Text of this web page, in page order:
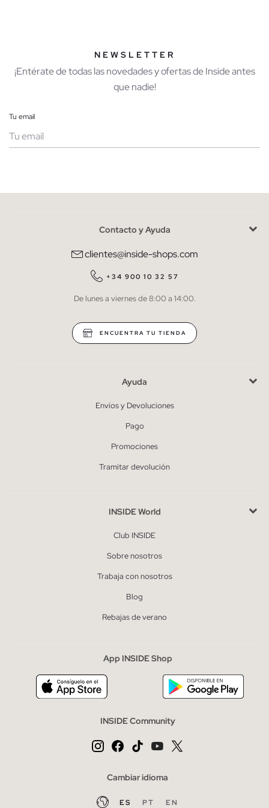
NEWSLETTER
¡Entérate de todas las novedades y ofertas de Inside antes
que nadie!
Tu email
He leído y entiendo lapolítica de privacidad
QUIERO SUSCRIBIRME
* Puedes cancelar la suscripción en cualquier momento.
Contacto y Ayuda
clientes@inside-shops.com
+34 900 10 32 57
De lunes a viernes de 8:00 a 14:00.
ENCUENTRA TU TIENDA
Ayuda
Envíos y Devoluciones
Pago
Promociones
Tramitar devolución
INSIDE World
Club INSIDE
Sobre nosotros
Trabaja con nosotros
Blog
Rebajas de verano
App INSIDE Shop
INSIDE Community
Cambiar idioma
ES PT EN